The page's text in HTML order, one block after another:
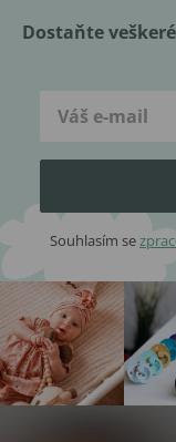
Dostaňte
Souhlasím se